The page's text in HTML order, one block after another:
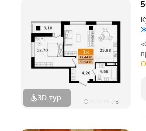
3D-тур + 5